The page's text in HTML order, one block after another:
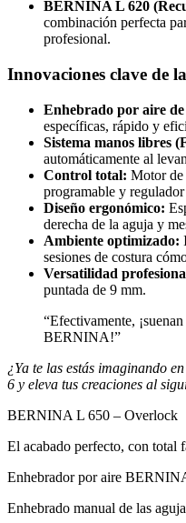
BERNINA L 620
combinación perfecta
profesional.
Innovaciones clave de
Enhebrado por aire de
específicas, rápido y
Sistema manos libres
automáticamente al
Control total: Motor de
programable y
Diseño ergonómico:
derecha de la aguja y
Ambiente optimizado:
sesiones de costura
Versatilidad
puntada de 9 mm.
“Efectivamente,
BERNINA!”
¿Ya te las estás imaginando
6 y eleva tus creaciones al
BERNINA L 650 – Overlock
El acabado perfecto, con total
Enhebrador por aire
Enhebrado manual de las